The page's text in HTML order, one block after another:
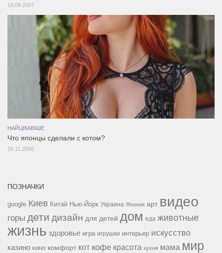
19.09.2007
НАЙЦІКАВІШЕ
Что японцы сделали с котом?
26.11.2006
ПОЗНАЧКИ
google Киев Китай Нью-Йорк Украина Япония арт видео
горы дети дизайн для детей дом еда животные
жизнь здоровье игра игрушки интерьер искусство
казино кино комфорт кот кофе красота кухня мама мир